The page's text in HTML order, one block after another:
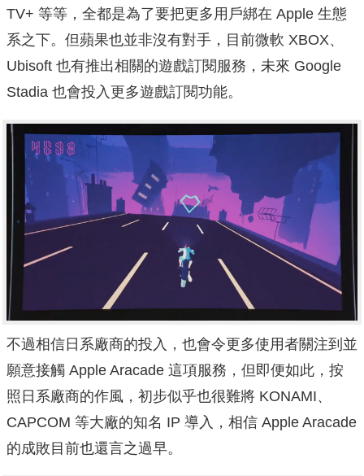
TV+ 等等，全都是為了要把更多用戶綁在 Apple 生態
系之下。但蘋果也並非沒有對手，目前微軟 XBOX、
Ubisoft 也有推出相關的遊戲訂閱服務，未來 Google
Stadia 也會投入更多遊戲訂閱功能。
不過相信日系廠商的投入，也會令更多使用者關注到並
願意接觸 Apple Aracade 這項服務，但即便如此，按
照日系廠商的作風，初步似乎也很難將 KONAMI、
CAPCOM 等大廠的知名 IP 導入，相信 Apple Aracade
的成敗目前也還言之過早。